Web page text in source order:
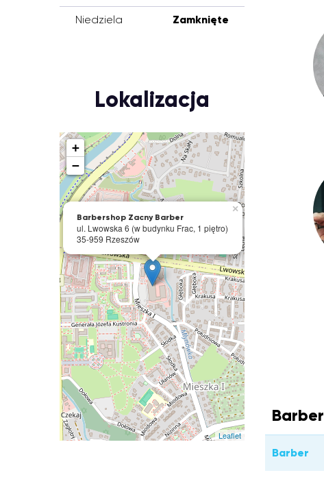
Niedziela Zamknięte
Lokalizacja
Barbershop Zacny Barber
ul. Lwowska 6 (w budynku Frac, 1 piętro)
35-959 Rzeszów
×
+
−
Leaflet
Barber
Barber